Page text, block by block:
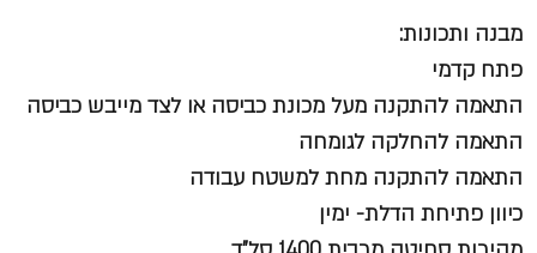
מבנה ותכונות:
פתח קדמי
התאמה להתקנה מעל מכונת כביסה או לצד מייבש כביסה
התאמה להחלקה לגומחה
התאמה להתקנה מחת למשטח עבודה
כיוון פתיחת הדלת- ימין